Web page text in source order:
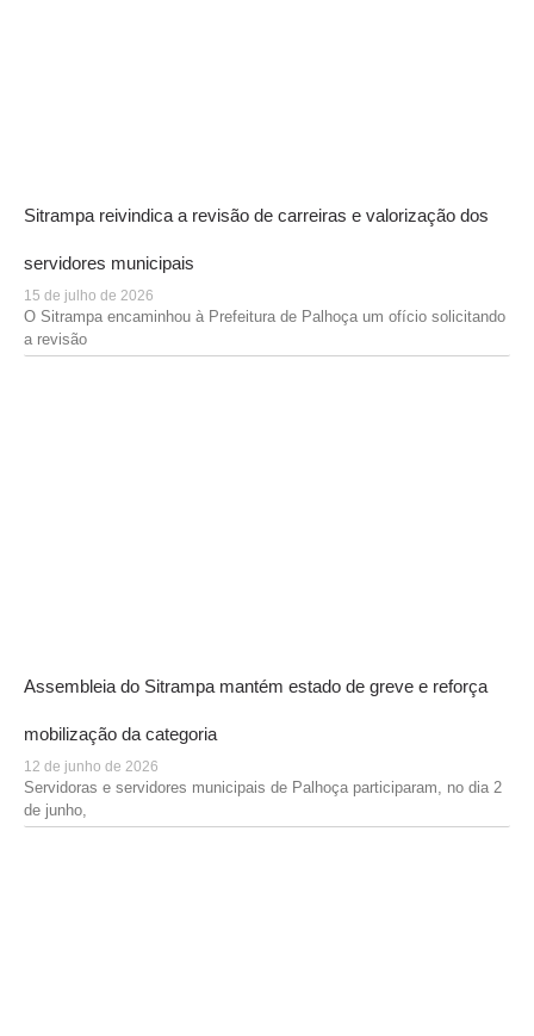
Sitrampa reivindica a revisão de carreiras e valorização dos
servidores municipais
15 de julho de 2026
O Sitrampa encaminhou à Prefeitura de Palhoça um ofício solicitando
a revisão
Assembleia do Sitrampa mantém estado de greve e reforça
mobilização da categoria
12 de junho de 2026
Servidoras e servidores municipais de Palhoça participaram, no dia 2
de junho,